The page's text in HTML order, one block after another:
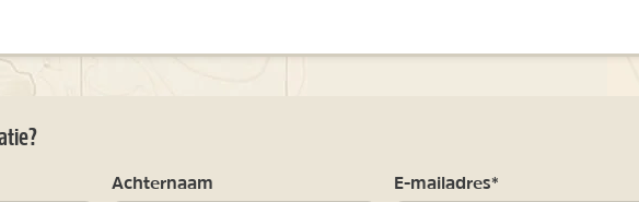
Achternaam E-mailadres*